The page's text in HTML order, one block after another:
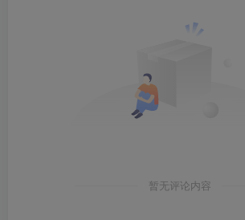
暂无评论内容